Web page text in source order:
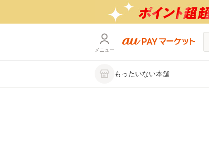
メニュー
もったいない本舗